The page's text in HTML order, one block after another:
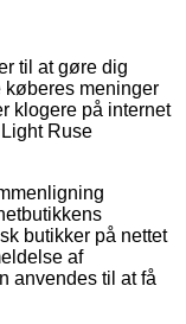
til at gøre dig
meninger
klogere på internet
Ruse
butikker på nettet
af
anvendes til at få